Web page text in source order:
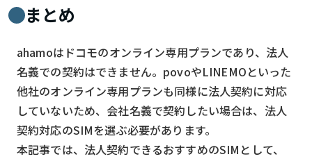
まとめ
ahamoはドコモのオンライン専用プランであり、法人
名義での契約はできません。povoやLINEMOといった
他社のオンライン専用プランも同様に法人契約に対応
していないため、会社名義で契約したい場合は、法人
契約対応のSIMを選ぶ必要があります。
本記事では、法人契約できるおすすめのSIMとして、